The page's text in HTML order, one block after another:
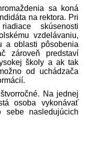
sa koná
na rektora. Pri
skúsenosti
vzdelávaniu,
a oblasti pôsobenia
zároveň pred­staví
školy a ak tak
od uchádzača
Na jednej
osoba vykonávať
nasledujúcich